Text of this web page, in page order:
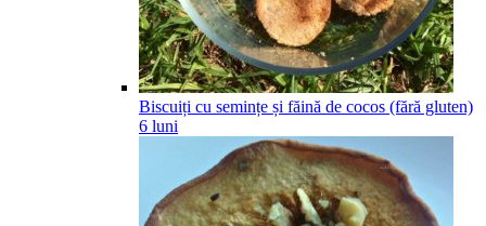
Biscuiți cu semințe și făină de cocos (fără gluten)
6 luni